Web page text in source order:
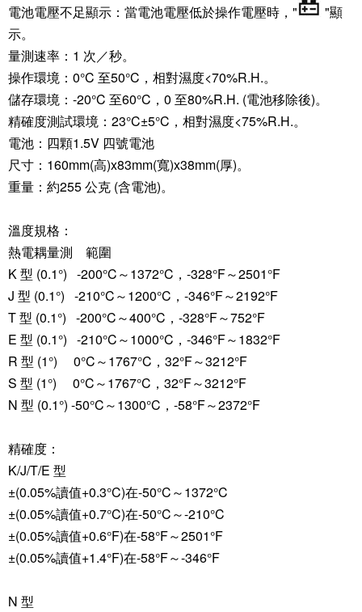
電池電壓不足顯示：當電池電壓低於操作電壓時，"
"顯
示。
量測速率：1 次／秒。
操作環境：0°C 至50°C，相對濕度<70%R.H.。
儲存環境：-20°C 至60°C，0 至80%R.H. (電池移除後)。
精確度測試環境：23°C±5°C，相對濕度<75%R.H.。
電池：四顆1.5V 四號電池
尺寸：160mm(高)x83mm(寬)x38mm(厚)。
重量：約255 公克 (含電池)。
溫度規格：
熱電耦量測 範圍
K 型 (0.1°) -200°C～1372°C，-328°F～2501°F
J 型 (0.1°) -210°C～1200°C，-346°F～2192°F
T 型 (0.1°) -200°C～400°C，-328°F～752°F
E 型 (0.1°) -210°C～1000°C，-346°F～1832°F
R 型 (1°) 0°C～1767°C，32°F～3212°F
S 型 (1°) 0°C～1767°C，32°F～3212°F
N 型 (0.1°) -50°C～1300°C，-58°F～2372°F
精確度：
K/J/T/E 型
±(0.05%讀值+0.3°C)在-50°C～1372°C
±(0.05%讀值+0.7°C)在-50°C～-210°C
±(0.05%讀值+0.6°F)在-58°F～2501°F
±(0.05%讀值+1.4°F)在-58°F～-346°F
N 型